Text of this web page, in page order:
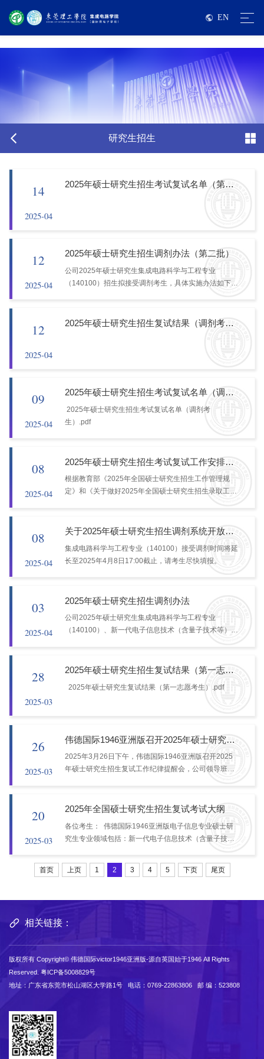
EN
研究生招生
14
2025-04
2025年硕士研究生招生考试复试名单（第二批调剂考生）
12
2025-04
2025年硕士研究生招生调剂办法（第二批）
公司2025年硕士研究生集成电路科学与工程专业
（140100）招生拟接受调剂考生，具体实施办法如下。
《伟德国际victor19462025年硕士研究生招生简章》中
12
2025-04
2025年硕士研究生招生复试结果（调剂考生）
09
2025-04
2025年硕士研究生招生考试复试名单（调剂考生）
2025年硕士研究生招生考试复试名单（调剂考
生）.pdf
08
2025-04
2025年硕士研究生招生考试复试工作安排（调剂考生）
根据教育部《2025年全国硕士研究生招生工作管理规
定》和《关于做好2025年全国硕士研究生招生录取工作
通知如下。一、复试方式2025年公司采用现场复试方...
08
2025-04
关于2025年硕士研究生招生调剂系统开放时间延长的通知
集成电路科学与工程专业（140100）接受调剂时间将延
长至2025年4月8日17:00截止，请考生尽快填报。
03
2025-04
2025年硕士研究生招生调剂办法
公司2025年硕士研究生集成电路科学与工程专业
（140100）、新一代电子信息技术（含量子技术等）专
2025年4月8日00:00开放，开放时间为16个小时。请考
28
2025-03
2025年硕士研究生招生复试结果（第一志愿考生）
2025年硕士研究生复试结果（第一志愿考生）.pdf
26
2025-03
伟德国际1946亚洲版召开2025年硕士研究生招生复试工作纪律提醒会
2025年3月26日下午，伟德国际1946亚洲版召开2025
年硕士研究生招生复试工作纪律提醒会，公司领导班子
司研究生复试工作的相关安排进行了说明，明确了参会
20
2025-03
2025年全国硕士研究生招生复试考试大纲
各位考生： 伟德国际1946亚洲版电子信息专业硕士研
究生专业领域包括：新一代电子信息技术（含量子技术
生专业：集成电路科学与工程(140100)。复试笔试考试
科目（任选一门）包涵《半导体物理》、《信号与系
首页 上页 1 2 3 4 5 下页 尾页
相关链接：
版权所有 Copyright© 伟德国际victor1946亚洲版-源自英国始于1946 All Rights
Reserved. 粤ICP备5008829号
地址：广东省东莞市松山湖区大学路1号 电话：0769-22863806 邮 编：523808